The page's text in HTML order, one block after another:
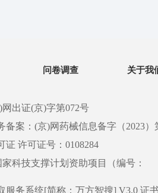
问卷调查 关于我
出证(京)字第072号
案：(京)网药械信息备字（2023）
许可证号：0108284
科技支撑计划资助项目（编号：
服务系统[简称：万方智搜] V3.0 证